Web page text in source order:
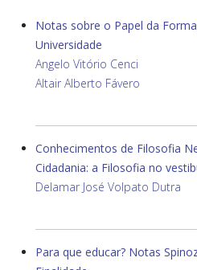
Notas sobre o Papel da
Universidade
Angelo Vitório Cenci
Altair Alberto Fávero
Conhecimentos de Filosofia
Cidadania: a Filosofia no
Delamar José Volpato Dutra
Para que educar? Notas